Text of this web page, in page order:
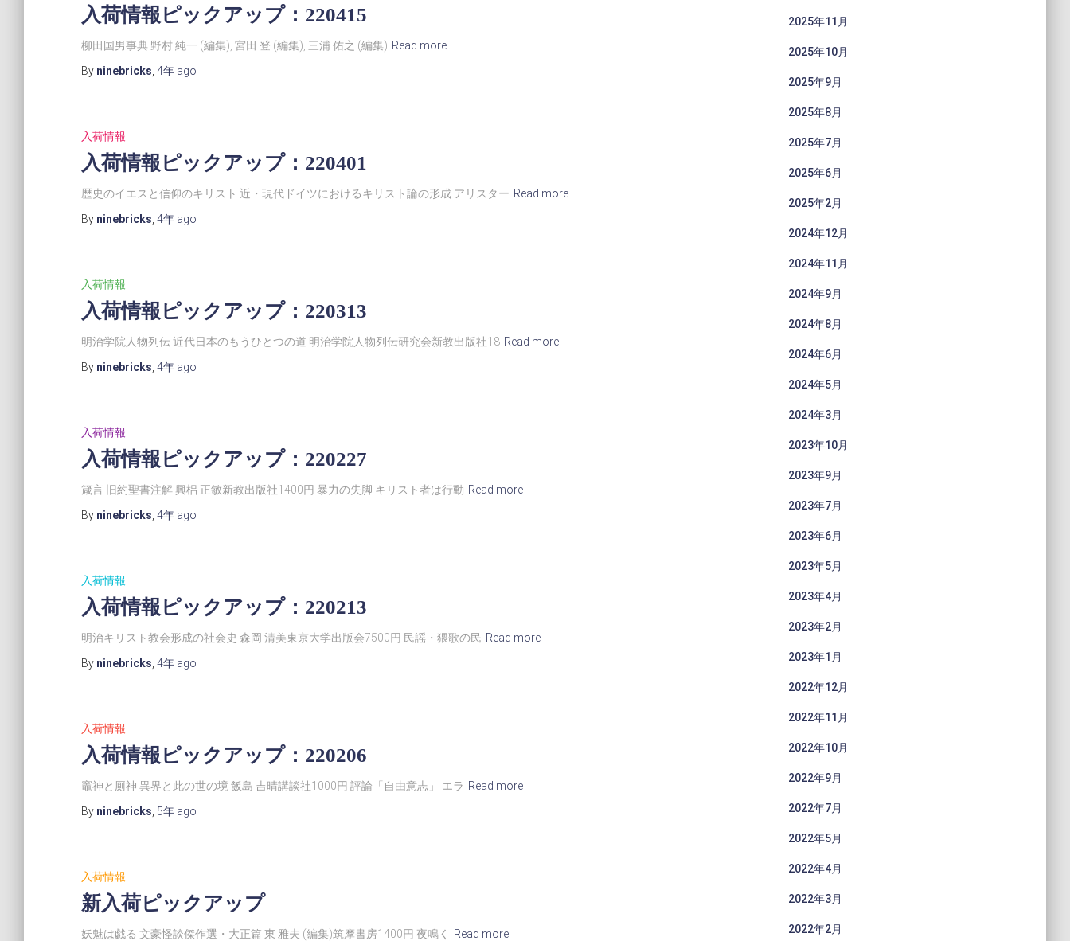
入荷情報ピックアップ：220415
柳田国男事典 野村 純一 (編集), 宮田 登 (編集), 三浦 佑之 (編集) Read more
By ninebricks 4年 ago
入荷情報
入荷情報ピックアップ：220401
歴史のイエスと信仰のキリスト 近・現代ドイツにおけるキリスト論の形成 アリスター Read more
By ninebricks 4年 ago
入荷情報
入荷情報ピックアップ：220313
明治学院人物列伝 近代日本のもうひとつの道 明治学院人物列伝研究会新教出版社18 Read more
By ninebricks 4年 ago
入荷情報
入荷情報ピックアップ：220227
箴言 旧約聖書注解 興梠 正敏新教出版社1400円 暴力の失脚 キリスト者は行動 Read more
By ninebricks 4年 ago
入荷情報
入荷情報ピックアップ：220213
明治キリスト教会形成の社会史 森岡 清美東京大学出版会7500円 民謡・猥歌の民 Read more
By ninebricks 4年 ago
入荷情報
入荷情報ピックアップ：220206
竈神と厠神 異界と此の世の境 飯島 吉晴講談社1000円 評論「自由意志」 エラ Read more
By ninebricks 5年 ago
入荷情報
新入荷ピックアップ
妖魅は戯る 文豪怪談傑作選・大正篇 東 雅夫 (編集)筑摩書房1400円 夜鳴く
Read more
2025年11月
2025年10月
2025年9月
2025年8月
2025年7月
2025年6月
2025年2月
2024年12月
2024年11月
2024年9月
2024年8月
2024年6月
2024年5月
2024年3月
2023年10月
2023年9月
2023年7月
2023年6月
2023年5月
2023年4月
2023年2月
2023年1月
2022年12月
2022年11月
2022年10月
2022年9月
2022年7月
2022年5月
2022年4月
2022年3月
2022年2月